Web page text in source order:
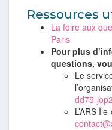
Ressources
La foire aux
Paris
Pour plus
questions,
Le
dd75-
L’ARS